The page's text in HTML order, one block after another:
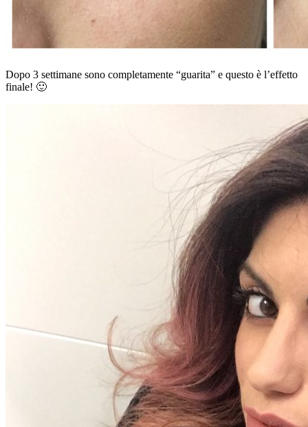
Dopo 3 settimane sono completamente “guarita” e questo è l’effetto
finale! 🙂